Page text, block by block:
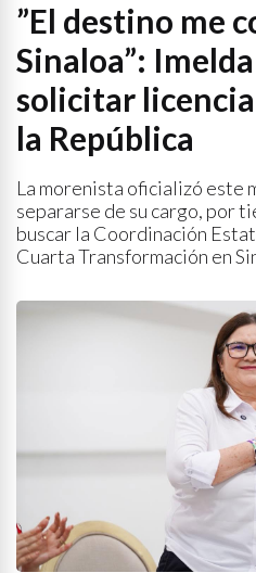
”El destino me
Sinaloa”:
solicitar licencia
la República
La morenista oficializó este
separarse de su cargo, por
buscar la Coordinación
Cuarta Transformación en